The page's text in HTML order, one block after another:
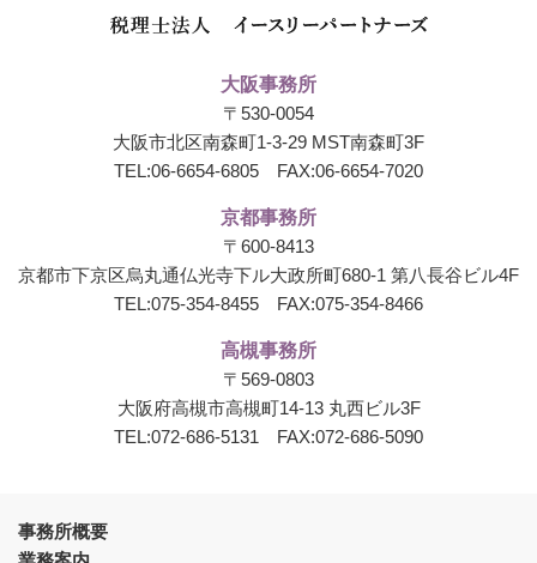
大阪事務所
〒530-0054
大阪市北区南森町1-3-29 MST南森町3F
TEL:06-6654-6805 FAX:06-6654-7020
京都事務所
〒600-8413
京都市下京区烏丸通仏光寺下ル大政所町680-1 第八長谷ビル4F
TEL:075-354-8455 FAX:075-354-8466
高槻事務所
〒569-0803
大阪府高槻市高槻町14-13 丸西ビル3F
TEL:072-686-5131 FAX:072-686-5090
事務所概要